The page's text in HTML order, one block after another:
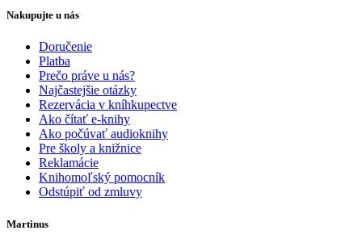
Nakupujte u nás
Doručenie
Platba
Prečo práve u nás?
Najčastejšie otázky
Rezervácia v kníhkupectve
Ako čítať e-knihy
Ako počúvať audioknihy
Pre školy a knižnice
Reklamácie
Knihomoľský pomocník
Odstúpiť od zmluvy
Martinus